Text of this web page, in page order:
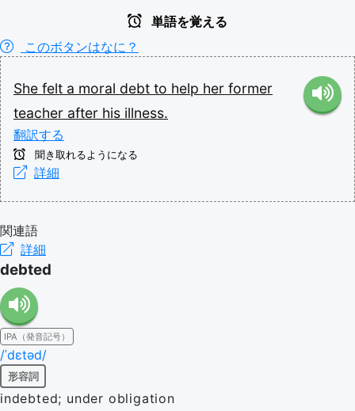
単語を覚える
このボタンはなに？
She felt a moral debt to help her former
teacher after his illness.
翻訳する
聞き取れるようになる
詳細
関連語
詳細
debted
IPA（発音記号）
/ˈdɛtəd/
形容詞
indebted; under obligation